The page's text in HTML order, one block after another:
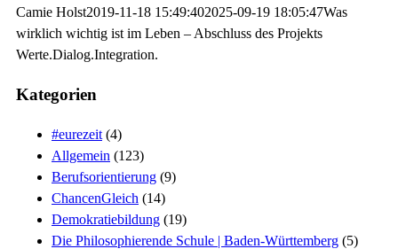
Camie Holst2019-11-18 15:49:402025-09-19 18:05:47Was
wirklich wichtig ist im Leben – Abschluss des Projekts
Werte.Dialog.Integration.
Kategorien
#eurezeit (4)
Allgemein (123)
Berufsorientierung (9)
ChancenGleich (14)
Demokratiebildung (19)
Die Philosophierende Schule | Baden-Württemberg (5)